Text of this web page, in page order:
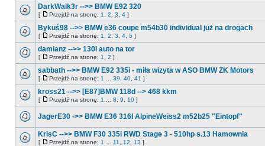
DarkWalk3r -->> BMW E92 320
[ Przejdź na stronę: 1 2 3 4 ]
Bykuś98 -->> BMW e36 coupe m54b30 individual już na drogach
[ Przejdź na stronę: 1 2 3 4 5 ]
damianz -->> 130i auto na tor
[ Przejdź na stronę: 1 2 ]
sabbath -->> BMW E92 335i - miła wizyta w ASO BMW ZK Motors
[ Przejdź na stronę: 1 39 40 41 ]
kross21 -->> [E87]BMW 118d --> 468 kkm
[ Przejdź na stronę: 1 8 9 10 ]
JagerE30 ->> BMW E36 316I AlpineWeiss2 m52b25 "Eintopf"
KrisC -->> BMW F30 335i RWD Stage 3 - 510hp s.13 Hamownia
[ Przejdź na stronę: 1 11 12 13 ]